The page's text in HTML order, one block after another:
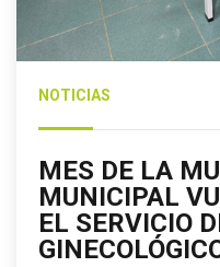
NOTICIAS
MES DE LA
MUNICIPAL
EL SERVICIO